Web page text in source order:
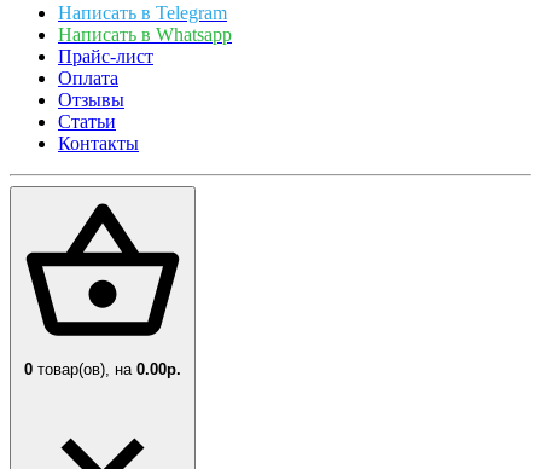
Написать в Telegram
Написать в Whatsapp
Прайс-лист
Оплата
Отзывы
Статьи
Контакты
0 товар(ов), на 0.00р.